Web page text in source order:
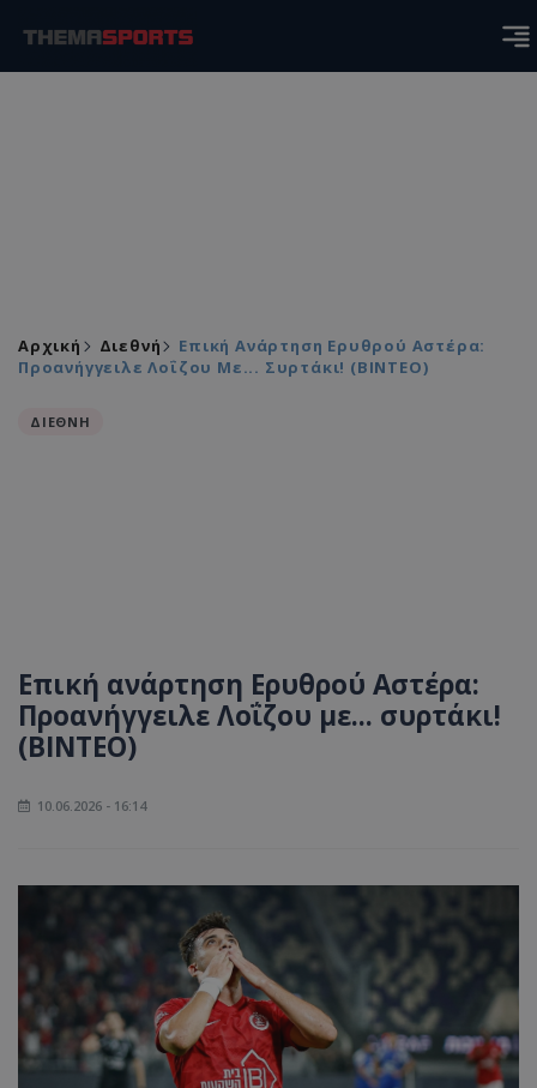
Αρχική Διεθνή
Επική Ανάρτηση Ερυθρού Αστέρα:
Προανήγγειλε Λοΐζου Με... Συρτάκι! (ΒΙΝΤΕΟ)
ΔΙΕΘΝΗ
Επική ανάρτηση Ερυθρού Αστέρα:
Προανήγγειλε Λοΐζου με... συρτάκι!
(ΒΙΝΤΕΟ)
10.06.2026 - 16:14